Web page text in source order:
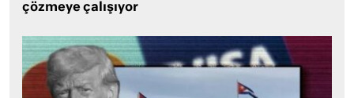
çözmeye çalışıyor